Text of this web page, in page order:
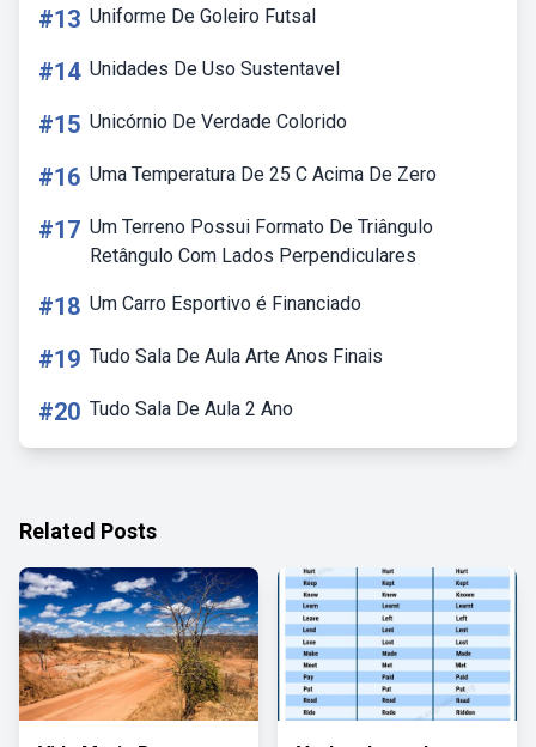
#13 Uniforme De Goleiro Futsal
#14 Unidades De Uso Sustentavel
#15 Unicórnio De Verdade Colorido
#16 Uma Temperatura De 25 C Acima De Zero
#17 Um Terreno Possui Formato De Triângulo
Retângulo Com Lados Perpendiculares
#18 Um Carro Esportivo é Financiado
#19 Tudo Sala De Aula Arte Anos Finais
#20 Tudo Sala De Aula 2 Ano
Related Posts